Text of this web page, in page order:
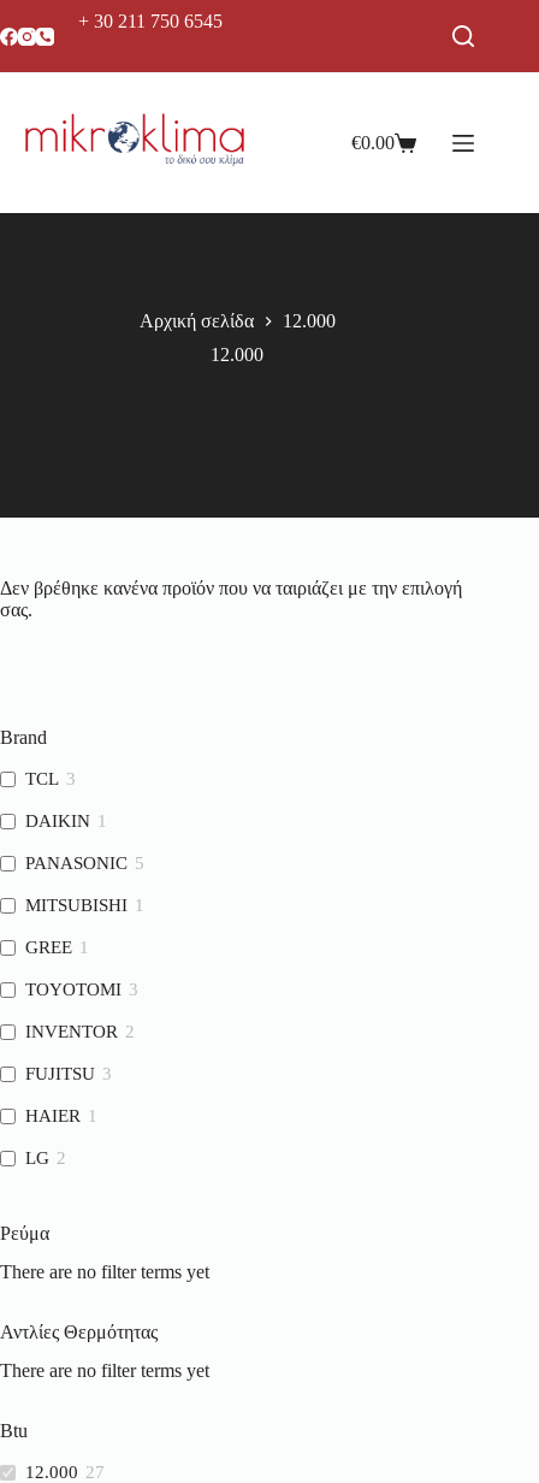
+ 30 211 750 6545
€0.00
Αρχική σελίδα
12.000
12.000
Δεν βρέθηκε κανένα προϊόν που να ταιριάζει με την επιλογή
σας.
Brand
TCL 3
DAIKIN 1
PANASONIC 5
MITSUBISHI 1
GREE 1
TOYOTOMI 3
INVENTOR 2
FUJITSU 3
HAIER 1
LG 2
QUALITAIR
COMFEE 1
Toshiba 1
VIVAX 1
Ρεύμα
There are no filter terms yet
Αντλίες Θερμότητας
There are no filter terms yet
Btu
12.000 27